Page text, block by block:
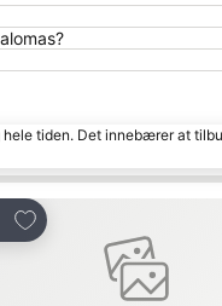
tiden. Det innebærer at
Legg til i favoritter